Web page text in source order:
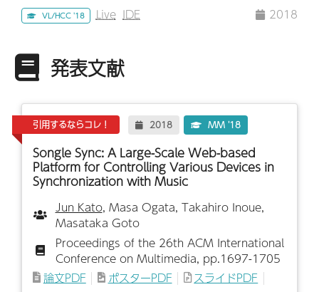
2018
VL/HCC '18 Live IDE
発表文献
引用するならコレ！ 2018 MM '18
Songle Sync: A Large-Scale Web-based
Platform for Controlling Various Devices in
Synchronization with Music
Jun Kato, Masa Ogata, Takahiro Inoue,
Masataka Goto
Proceedings of the 26th ACM International
Conference on Multimedia, pp.1697-1705
論文PDF
ポスターPDF
スライドPDF